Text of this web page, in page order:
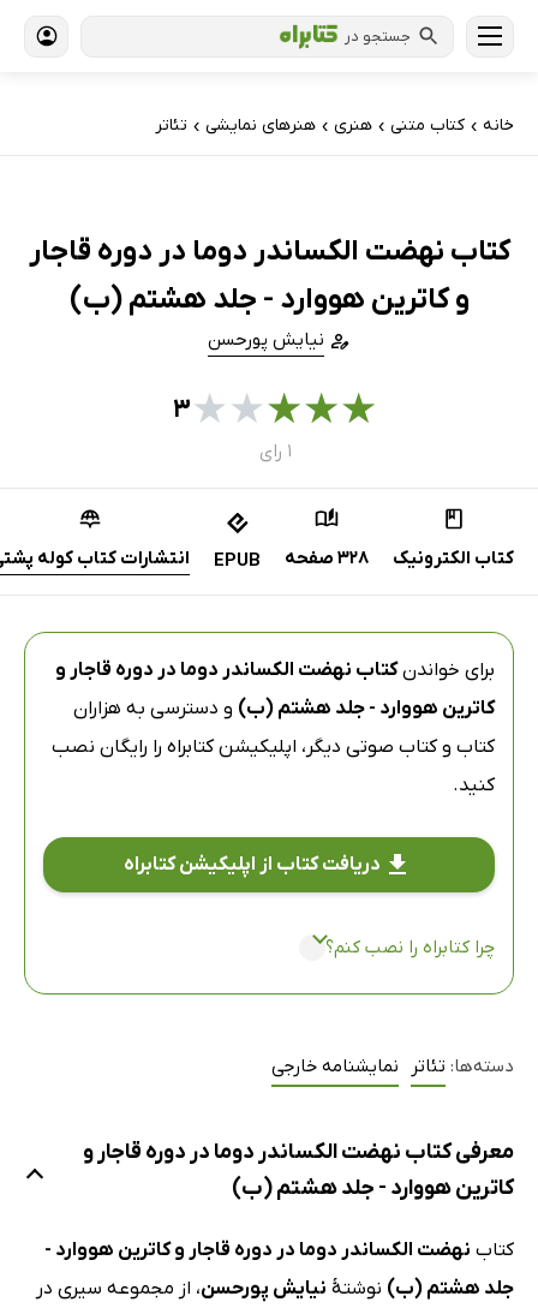
جستجو در
خانه › کتاب‌ متنی › هنری › هنرهای نمایشی › تئاتر
کتاب نهضت الکساندر دوما در دوره قاجار
و کاترین هووارد - جلد هشتم (ب)
نیایش پورحسن
★
★
★
★
★۳
۱ رای
کتاب الکترونیک 328 صفحه EPUB انتشارات کتاب کوله
برای خواندنکتاب نهضت الکساندر دوما در دوره قاجار و
کاترین هووارد - جلد هشتم (ب) و دسترسی به هزاران
کتاب و کتاب صوتی دیگر، اپلیکیشن کتابراه را رایگان نصب
کنید.
دریافت کتاب از اپلیکیشن کتابراه
چرا کتابراه را نصب کنم؟
دسته‌ها: تئاتر نمایشنامه خارجی
معرفی کتاب نهضت الکساندر دوما در دوره قاجار و
کاترین هووارد - جلد هشتم (ب)
کتاب نهضت الکساندر دوما در دوره قاجار و کاترین هووارد -
جلد هشتم (ب) نوشتۀ نیایش پورحسن، از مجموعه سیری در